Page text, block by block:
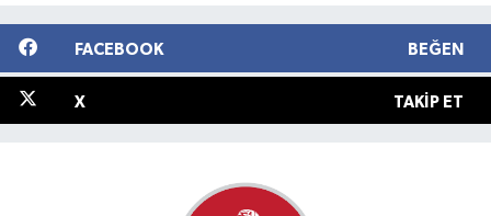
FACEBOOK BEĞEN
X TAKIP ET